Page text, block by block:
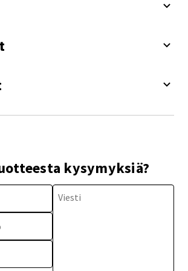
kysymyksiä?